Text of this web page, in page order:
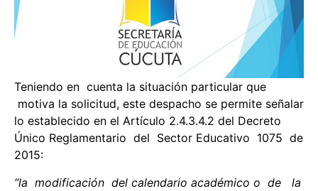
Teniendo en cuenta la situación particular que
motiva la solicitud, este despacho se permite señalar
lo establecido en el Artículo 2.4.3.4.2 del Decreto
Único Reglamentario del Sector Educativo 1075 de
2015:
“la modificación del calendario académico o de la